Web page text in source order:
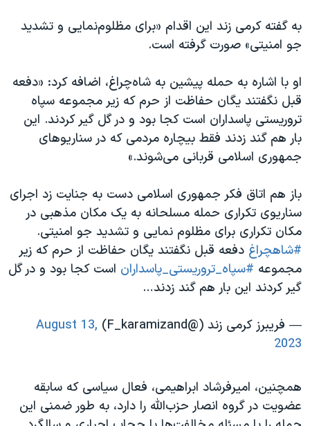
به گفته کرمی زند این اقدام «برای مظلوم‌نمایی و تشدید
جو امنیتی» صورت گرفته است.
او با اشاره به حمله پیشین به شاه‌چراغ، اضافه کرد: «دفعه
قبل نگفتند یگان حفاظت از حرم که زیر مجموعه سپاه
تروریستی پاسداران است کجا بود و در گل گیر کردند. این
بار هم گند زدند فقط بیچاره مردمی که در سناریوهای
جمهوری اسلامی قربانی می‌شوند.»
باز هم اتاق فکر جمهوری اسلامی دست به جنایت زد اجرای
سناریوی تکراری حمله مسلحانه به یک مکان مذهبی در
مکان تکراری برای مظلوم نمایی و تشدید جو امنیتی.
#شاهچراغ دفعه قبل نگفتند یگان حفاظت از حرم که زیر
مجموعه #سپاه_تروریستی_پاسداران است کجا بود و در گل
گیر کردند این بار هم گند زدند…
— فریبرز کرمی زند (@F_karamizand)
August 13,
2023
همچنین، امیرفرشاد ابراهیمی، فعال سیاسی که سابقه
عضویت در گروه انصار حزب‌الله را دارد، به طور ضمنی این